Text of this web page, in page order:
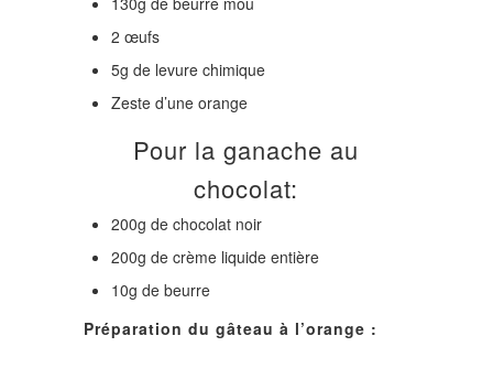
2 œufs
5g de levure chimique
Zeste d’une orange
Pour la ganache au
chocolat:
200g de chocolat noir
200g de crème liquide entière
10g de beurre
Préparation du gâteau à l’orange :